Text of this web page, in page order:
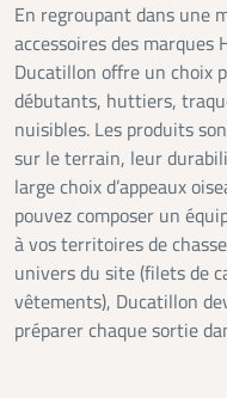
En regroupant dans une
accessoires des marques
Ducatillon offre un choix
débutants, huttiers,
nuisibles. Les produits
sur le terrain, leur
large choix d’appeaux
pouvez composer un
à vos territoires de
univers du site (filets de
vêtements), Ducatillon
préparer chaque sortie